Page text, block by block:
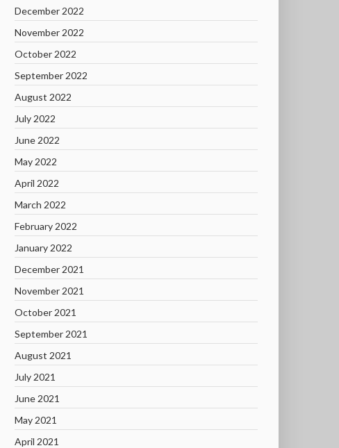
December 2022
November 2022
October 2022
September 2022
August 2022
July 2022
June 2022
May 2022
April 2022
March 2022
February 2022
January 2022
December 2021
November 2021
October 2021
September 2021
August 2021
July 2021
June 2021
May 2021
April 2021